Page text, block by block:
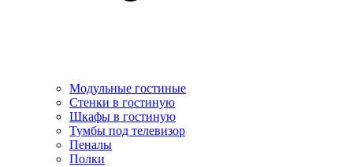
Модульные гостиные
Стенки в гостиную
Шкафы в гостиную
Тумбы под телевизор
Пеналы
Полки